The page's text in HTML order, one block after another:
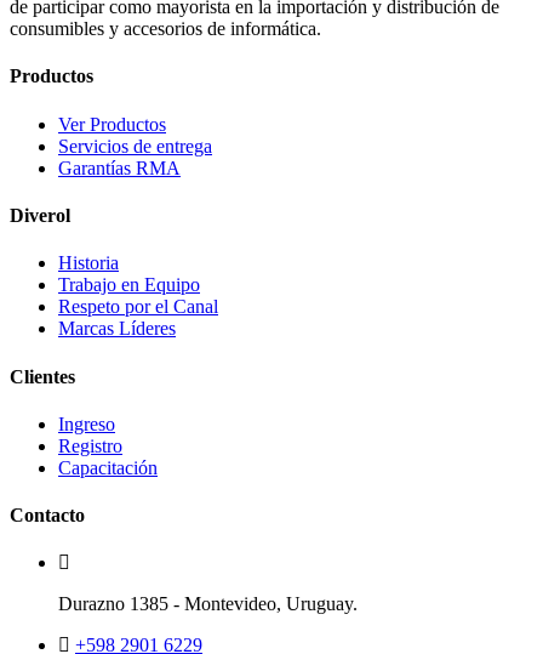
de participar como mayorista en la importación y distribución de
consumibles y accesorios de informática.
Productos
Ver Productos
Servicios de entrega
Garantías RMA
Diverol
Historia
Trabajo en Equipo
Respeto por el Canal
Marcas Líderes
Clientes
Ingreso
Registro
Capacitación
Contacto
Durazno 1385 - Montevideo, Uruguay.
+598 2901 6229